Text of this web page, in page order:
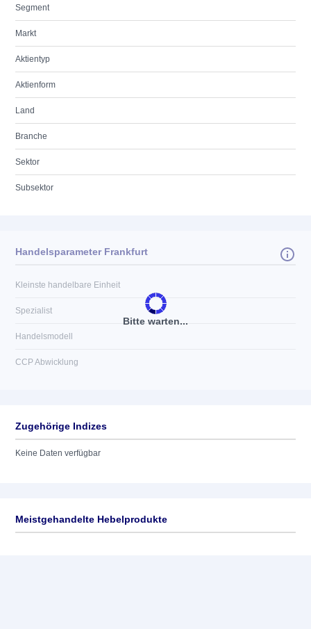
Segment
Markt
Aktientyp
Aktienform
Land
Branche
Sektor
Subsektor
Bitte warten...
Handelsparameter Frankfurt
Kleinste handelbare Einheit
Spezialist
Handelsmodell
CCP Abwicklung
Zugehörige Indizes
Keine Daten verfügbar
Meistgehandelte Hebelprodukte